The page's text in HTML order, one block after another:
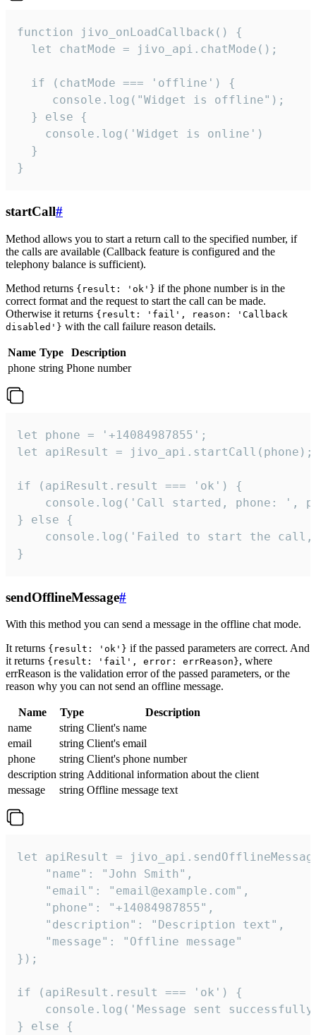
function jivo_onLoadCallback() {
  let chatMode = jivo_api.chatMode();
  if (chatMode === 'offline') {
     console.log("Widget is offline");
  } else {
    console.log('Widget is online')
  }
}
startCall#
Method allows you to start a return call to the specified number, if
the calls are available (Callback feature is configured and the
telephony balance is sufficient).
Method returns {result: 'ok'} if the phone number is in the
correct format and the request to start the call can be made.
Otherwise it returns {result: 'fail', reason: 'Callback
disabled'} with the call failure reason details.
Name Type
Description
phone string Phone number
let phone = '+14084987855';
let apiResult = jivo_api.startCall(phone);
if (apiResult.result === 'ok') {
console.log('Call started, phone: ',
} else {
console.log('Failed to start the
}
sendOfflineMessage#
With this method you can send a message in the offline chat mode.
It returns {result: 'ok'} if the passed parameters are correct. And
it returns {result: 'fail', error: errReason}, where
errReason is the validation error of the passed parameters, or the
reason why you can not send an offline message.
Name Type
Description
name
string Client's name
email
string Client's email
phone
string Client's phone number
description string Additional information about the client
message
string Offline message text
let apiResult =
    "name": "John Smith",
    "email": "email@example.com",
    "phone": "+14084987855",
    "description": "Description text",
    "message": "Offline message"
});
if (apiResult.result === 'ok') {
console.log('Message sent
} else {